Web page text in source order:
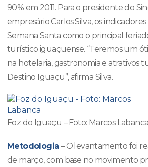
90% em 2011. Para o presidente do
empresário Carlos Silva, os
Semana Santa como o principal
turístico iguaçuense. “Teremos um
na hotelaria, gastronomia e atrativos
Destino Iguaçu”, afirma Silva.
Foz do Iguaçu – Foto: Marcos Labanca
Metodologia – O levantamento foi
de março, com base no movimento